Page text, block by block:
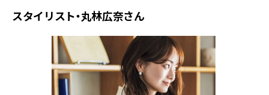
スタイリスト・丸林広奈さん